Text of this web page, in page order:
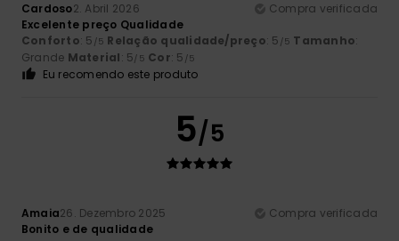
Cardoso2. Abril 2026
Compra verificada
Excelente preço Qualidade
Conforto: 5 /5 Relação qualidade/preço: 5 /5 Tamanho:
Grande Material: 5/5 Cor: 5 /5
Eu recomendo este produto
5/5
Amaia26. Dezembro 2025
Compra verificada
Bonito e de qualidade